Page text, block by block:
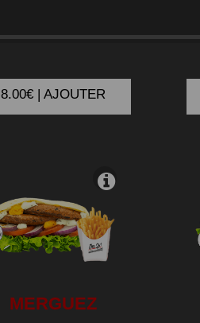
KEFTA
8.00€ | AJOUTER
MERGUEZ